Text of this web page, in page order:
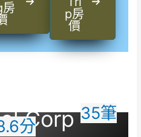
p房
價
Corp35筆
分